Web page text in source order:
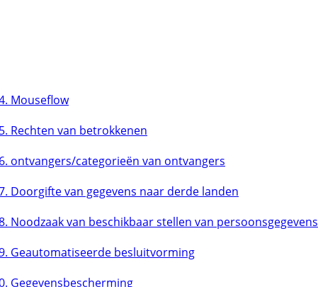
Mouseflow
Rechten van betrokkenen
ontvangers/categorieën van ontvangers
Doorgifte van gegevens naar derde landen
Noodzaak van beschikbaar stellen van persoonsgegevens
Geautomatiseerde besluitvorming
Gegevensbescherming